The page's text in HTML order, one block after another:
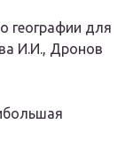
географии для
И.И., Дронов